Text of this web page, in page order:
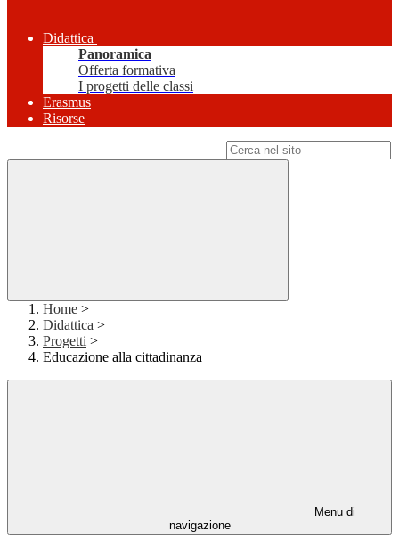
Didattica
Panoramica
Offerta formativa
I progetti delle classi
Erasmus
Risorse
Home >
Didattica >
Progetti >
Educazione alla cittadinanza
Menu di
navigazione